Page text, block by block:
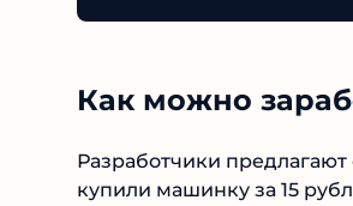
Как можно
Разработчики предлагают